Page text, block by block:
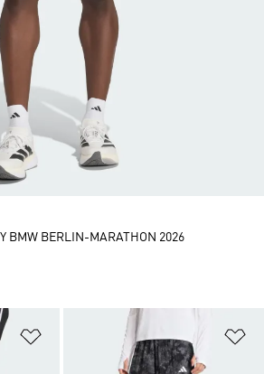
Přidat do seznamu přání
BMW BERLIN-MARATHON 2026